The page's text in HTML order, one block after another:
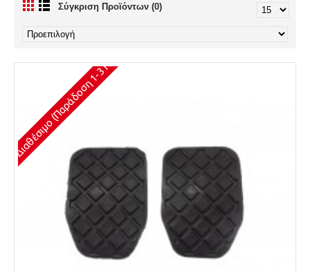
Σύγκριση Προϊόντων (0)
Διαθέσιμο (Παράδοση 1-3 Ημέρες)